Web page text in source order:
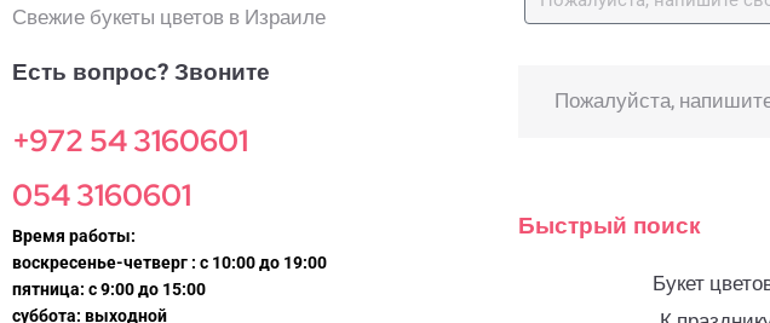
Свежие букеты цветов в Израиле
Есть вопрос? Звоните
+972 54 3160601
054 3160601
Время работы:
воскресенье-четверг : с 10:00 до 19:00
пятница: с 9:00 до 15:00
суббота: выходной
Быстрый поиск
Букет